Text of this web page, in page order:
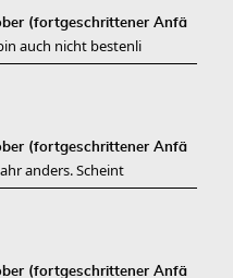
(fortgeschrittener Anfä
auch nicht bestenli
(fortgeschrittener Anfä
anders. Scheint
(fortgeschrittener Anfä